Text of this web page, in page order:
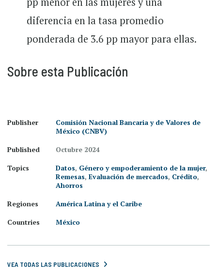
diferencia en la tasa promedio
ponderada de 3.6 pp mayor para ellas.
Sobre esta Publicación
Publisher
Comisión Nacional Bancaria y de Valores de
México (CNBV)
Published
Octubre 2024
Topics
Datos, Género y empoderamiento de la mujer,
Remesas, Evaluación de mercados, Crédito,
Ahorros
Regiones
América Latina y el Caribe
Countries
México
VEA TODAS LAS PUBLICACIONES